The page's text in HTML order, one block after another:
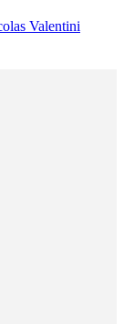
Valentini